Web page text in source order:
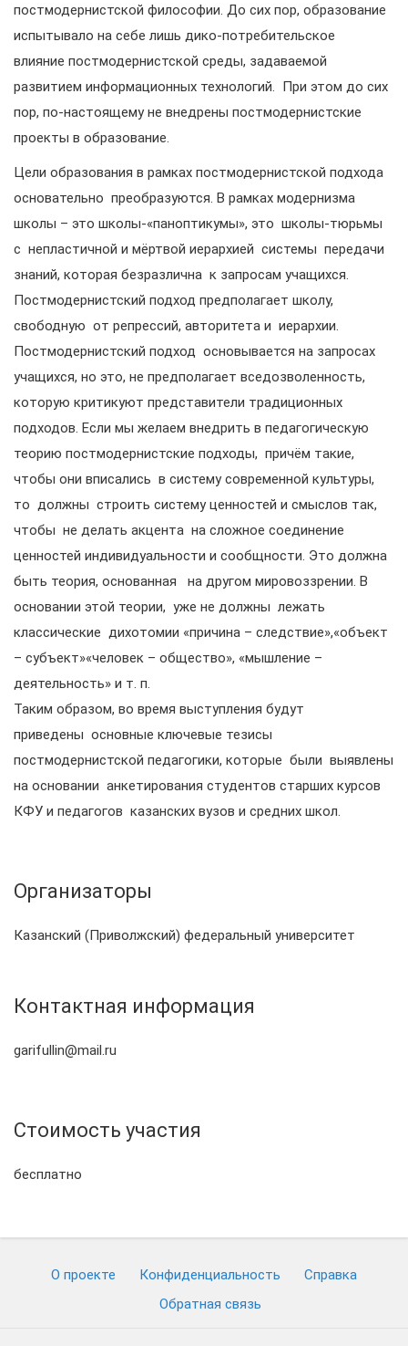
постмодернистской философии. До сих пор, образование
испытывало на себе лишь дико-потребительское
влияние постмодернистской среды, задаваемой
развитием информационных технологий. При этом до сих
пор, по-настоящему не внедрены постмодернистские
проекты в образование.
Цели образования в рамках постмодернистской подхода
основательно преобразуются. В рамках модернизма
школы – это школы-«паноптикумы», это школы-тюрьмы
с непластичной и мёртвой иерархией системы передачи
знаний, которая безразлична к запросам учащихся.
Постмодернистский подход предполагает школу,
свободную от репрессий, авторитета и иерархии.
Постмодернистский подход основывается на запросах
учащихся, но это, не предполагает вседозволенность,
которую критикуют представители традиционных
подходов. Если мы желаем внедрить в педагогическую
теорию постмодернистские подходы, причём такие,
чтобы они вписались в систему современной культуры,
то должны строить систему ценностей и смыслов так,
чтобы не делать акцента на сложное соединение
ценностей индивидуальности и сообщности. Это должна
быть теория, основанная на другом мировоззрении. В
основании этой теории, уже не должны лежать
классические дихотомии «причина – следствие»,«объект
– субъект»«человек – общество», «мышление –
деятельность» и т. п.
Таким образом, во время выступления будут
приведены основные ключевые тезисы
постмодернистской педагогики, которые были выявлены
на основании анкетирования студентов старших курсов
КФУ и педагогов казанских вузов и средних школ.
Организаторы
Казанский (Приволжский) федеральный университет
Контактная информация
garifullin@mail.ru
Стоимость участия
бесплатно
О проекте Конфиденциальность
Cправка
Обратная связь